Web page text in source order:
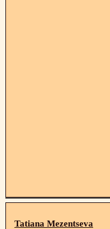
Tatiana Mezentseva